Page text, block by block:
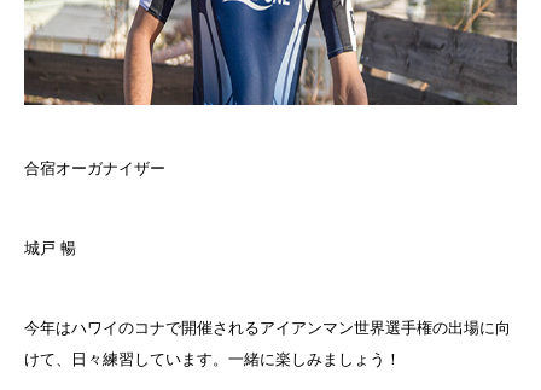
合宿オーガナイザー
城戸 暢
今年はハワイのコナで開催されるアイアンマン世界選手権の出場に向
けて、日々練習しています。一緒に楽しみましょう！